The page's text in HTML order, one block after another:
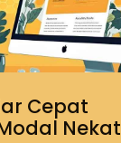
Cepat
Nekat